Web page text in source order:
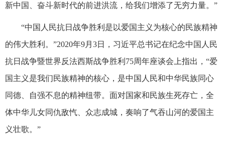
新中国、奋斗新时代的前进洪流，给我们增添了无穷力量。”
“中国人民抗日战争胜利是以爱国主义为核心的民族精神
的伟大胜利。”2020年9月3日，习近平总书记在纪念中国人民
抗日战争暨世界反法西斯战争胜利75周年座谈会上指出，“爱
国主义是我们民族精神的核心，是中国人民和中华民族同心
同德、自强不息的精神纽带。面对国家和民族生死存亡，全
体中华儿女同仇敌忾、众志成城，奏响了气吞山河的爱国主
义壮歌。”